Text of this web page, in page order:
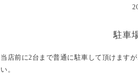
駐車
当店前に2台まで普通に駐車して頂けます
い。